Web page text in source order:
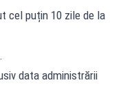
cel puțin 10 zile de la
data administrării